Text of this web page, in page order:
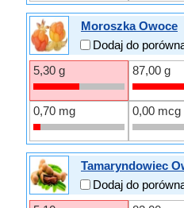
Moroszka Owoce
Dodaj do
5,30 g
87,00 g
0,70 mg 0,00 mcg
Tamaryndowiec
Dodaj do